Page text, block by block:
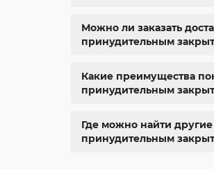
Можно ли заказать
принудительным
Какие преимущества
принудительным
Где можно найти
принудительным